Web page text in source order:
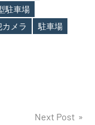
駐車場
カメラ
駐車場
Next Post